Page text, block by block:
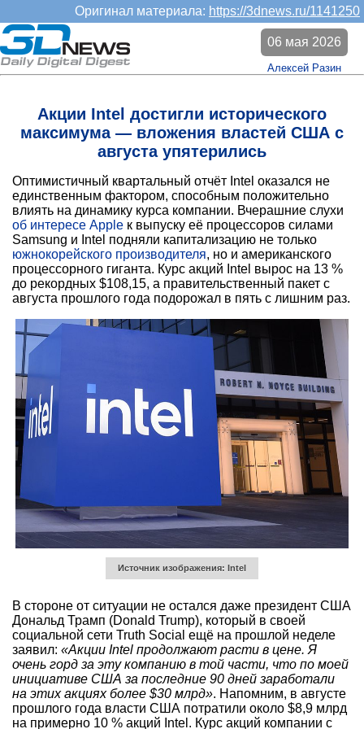
Оригинал материала: https://3dnews.ru/1141250
Акции Intel достигли исторического
максимума — вложения властей США с
августа упятерились
06 мая 2026
Алексей Разин
Оптимистичный квартальный отчёт Intel оказался не
единственным фактором, способным положительно
влиять на динамику курса компании. Вчерашние слухи
об интересе Apple к выпуску её процессоров силами
Samsung и Intel подняли капитализацию не только
южнокорейского производителя, но и американского
процессорного гиганта. Курс акций Intel вырос на 13 %
до рекордных $108,15, а правительственный пакет с
августа прошлого года подорожал в пять с лишним раз.
Источник изображения: Intel
В стороне от ситуации не остался даже президент США
Дональд Трамп (Donald Trump), который в своей
социальной сети Truth Social ещё на прошлой неделе
заявил: «Акции Intel продолжают расти в цене. Я
очень горд за эту компанию в той части, что по моей
инициативе США за последние 90 дней заработали
на этих акциях более $30 млрд». Напомним, в августе
прошлого года власти США потратили около $8,9 млрд
на примерно 10 % акций Intel. Курс акций компании с